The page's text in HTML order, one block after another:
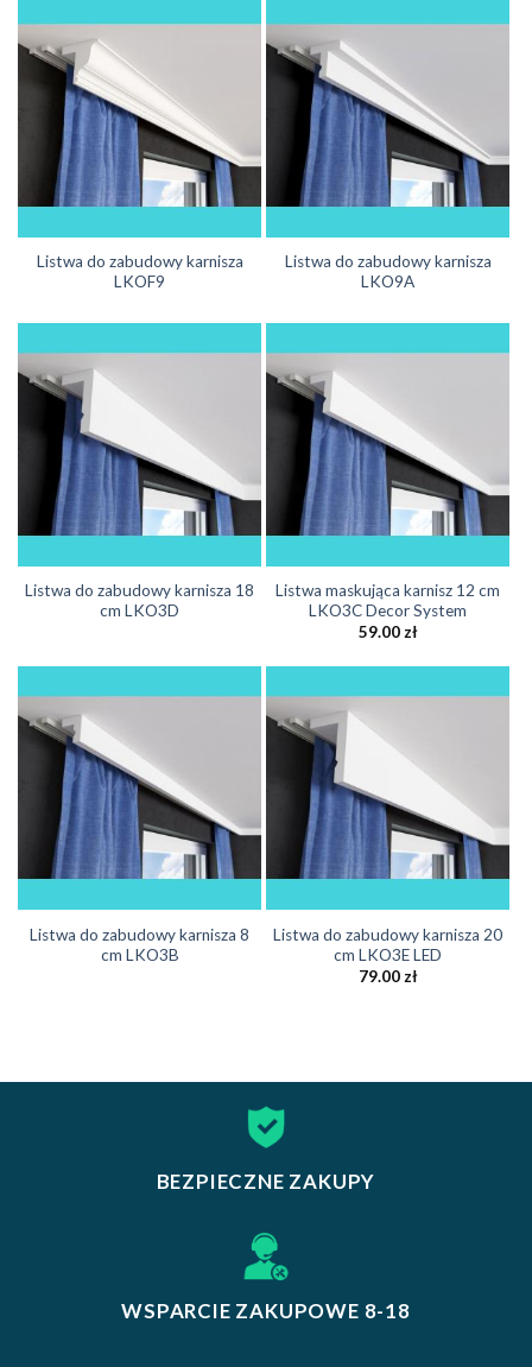
Listwa do zabudowy karnisza
LKOF9
Listwa do zabudowy karnisza
LKO9A
Listwa do zabudowy karnisza 18
cm LKO3D
Listwa maskująca karnisz 12 cm
LKO3C Decor System
59.00zł
Listwa do zabudowy karnisza 8
cm LKO3B
Listwa do zabudowy karnisza 20
cm LKO3E LED
79.00 zł
BEZPIECZNE ZAKUPY
WSPARCIE ZAKUPOWE 8-18